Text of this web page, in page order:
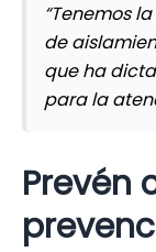
“Tenemos
de
que ha
para la
Prevén